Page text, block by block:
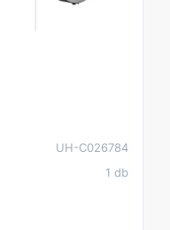
UH-C026784
1 db